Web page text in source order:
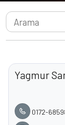
Yagmur
0172-